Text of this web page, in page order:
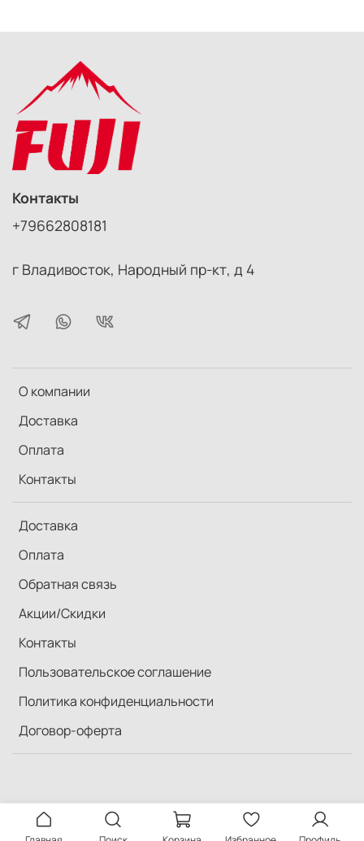
О компании
Доставка
Оплата
Контакты
Доставка
Оплата
Обратная связь
Акции/Скидки
Контакты
Пользовательское соглашение
Политика конфиденциальности
Договор-оферта
Контакты
+79662808181
г Владивосток, Народный пр-кт, д 4